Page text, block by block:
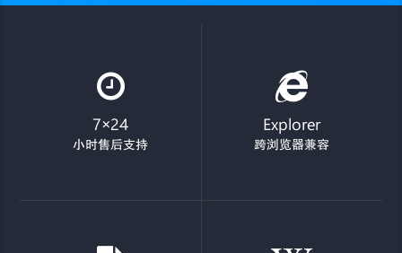
7×24
小时售后支持
Explorer
跨浏览器兼容